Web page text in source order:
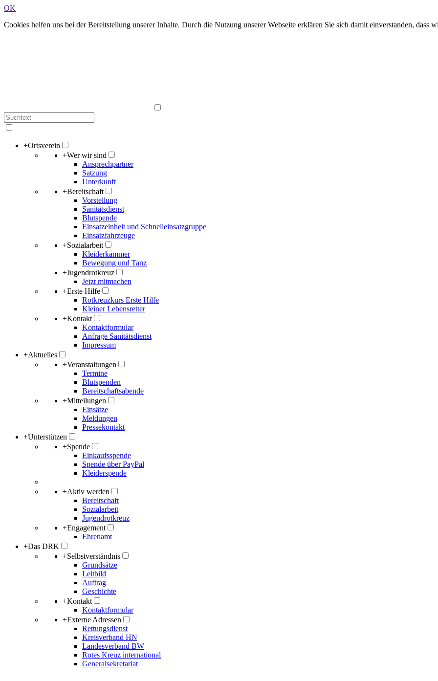
OK
Cookies helfen uns bei der Bereitstellung unserer Inhalte. Durch die Nutzung unserer Webseite erklären Sie sich damit einverstanden, dass
+Ortsverein
+Wer wir sind
Ansprechpartner
Satzung
Unterkunft
+Bereitschaft
Vorstellung
Sanitätsdienst
Blutspende
Einsatzeinheit und Schnelleinsatzgruppe
Einsatzfahrzeuge
+Sozialarbeit
Kleiderkammer
Bewegung und Tanz
+Jugendrotkreuz
Jetzt mitmachen
+Erste Hilfe
Rotkreuzkurs Erste Hilfe
Kleiner Lebensretter
+Kontakt
Kontaktformular
Anfrage Sanitätsdienst
Impressum
+Aktuelles
+Veranstaltungen
Termine
Blutspenden
Bereitschaftsabende
+Mitteilungen
Einsätze
Meldungen
Pressekontakt
+Unterstützen
+Spende
Einkaufsspende
Spende über PayPal
Kleiderspende
+Aktiv werden
Bereitschaft
Sozialarbeit
Jugendrotkreuz
+Engagement
Ehrenamt
+Das DRK
+Selbstverständnis
Grundsätze
Leitbild
Auftrag
Geschichte
+Kontakt
Kontaktformular
+Externe Adressen
Rettungsdienst
Kreisverband HN
Landesverband BW
Rotes Kreuz international
Generalsekretariat